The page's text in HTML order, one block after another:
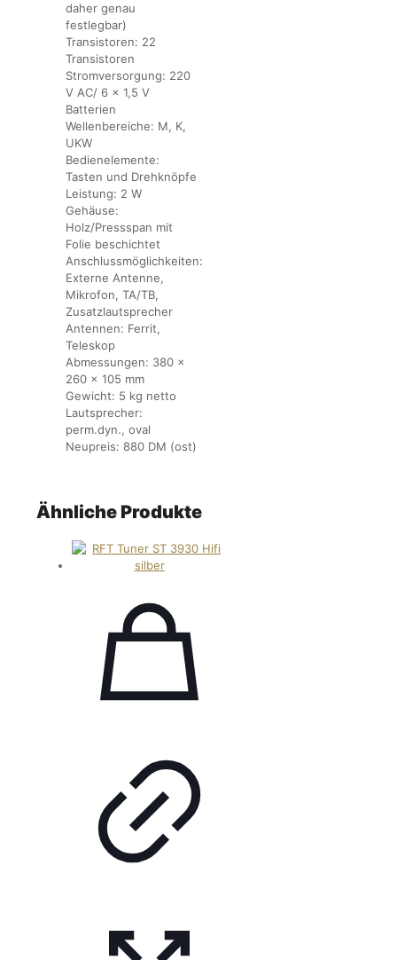
daher genau
festlegbar)
Transistoren: 22
Transistoren
Stromversorgung: 220
V AC/ 6 x 1,5 V
Batterien
Wellenbereiche: M, K,
UKW
Bedienelemente:
Tasten und Drehknöpfe
Leistung: 2 W
Gehäuse:
Holz/Pressspan mit
Folie beschichtet
Anschlussmöglichkeiten:
Externe Antenne,
Mikrofon, TA/TB,
Zusatzlautsprecher
Antennen: Ferrit,
Teleskop
Abmessungen: 380 x
260 x 105 mm
Gewicht: 5 kg netto
Lautsprecher:
perm.dyn., oval
Neupreis: 880 DM (ost)
Ähnliche Produkte